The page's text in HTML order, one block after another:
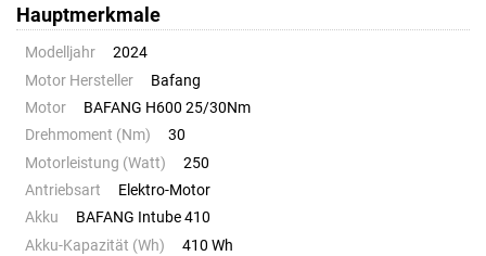
Hauptmerkmale
Modelljahr
2024
Motor Hersteller
Bafang
Motor
BAFANG H600 25/30Nm
Drehmoment (Nm)
30
Motorleistung (Watt)
250
Antriebsart
Elektro-Motor
Akku
BAFANG Intube 410
Akku-Kapazität (Wh)
410 Wh